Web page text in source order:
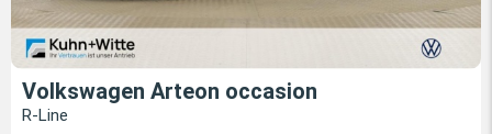
Volkswagen Arteon occasion
R-Line